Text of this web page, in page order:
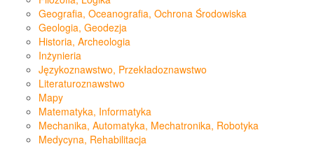
Geografia, Oceanografia, Ochrona Środowiska
Geologia, Geodezja
Historia, Archeologia
Inżynieria
Językoznawstwo, Przekładoznawstwo
Literaturoznawstwo
Mapy
Matematyka, Informatyka
Mechanika, Automatyka, Mechatronika, Robotyka
Medycyna, Rehabilitacja